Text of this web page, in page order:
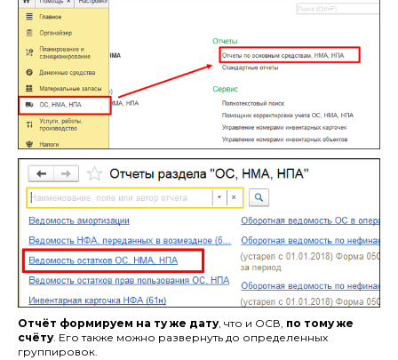
Отчёт формируем на ту же дату, что и ОСВ, по тому же
счёту. Его также можно развернуть до определенных
группировок.